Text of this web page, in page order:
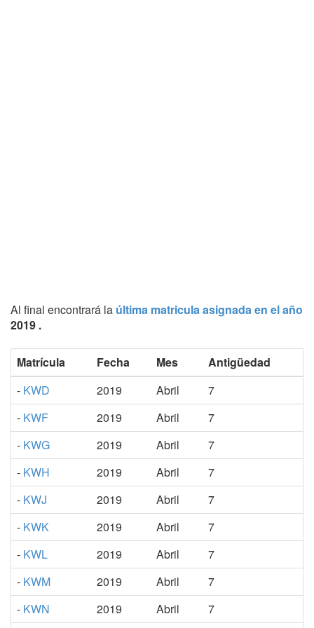
Al final encontrará la última matricula asignada en el año
2019 .
Matrícula Fecha Mes
Antigüedad
- KWD 2019 Abril
7
- KWF 2019 Abril
7
- KWG 2019 Abril
7
- KWH 2019 Abril
7
- KWJ 2019 Abril
7
- KWK 2019 Abril
7
- KWL 2019 Abril
7
- KWM 2019 Abril
7
- KWN 2019 Abril 7